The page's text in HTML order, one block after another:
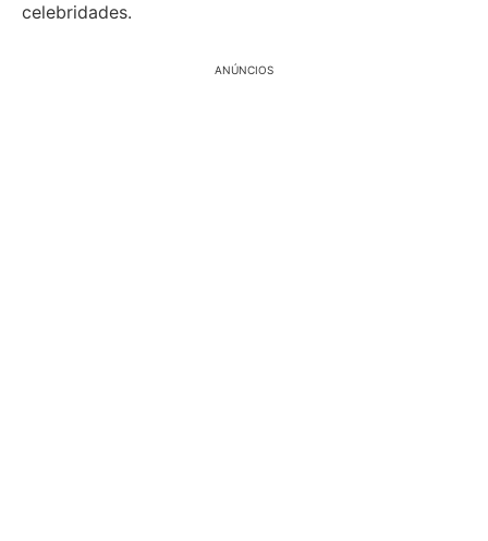
celebridades.
ANÚNCIOS